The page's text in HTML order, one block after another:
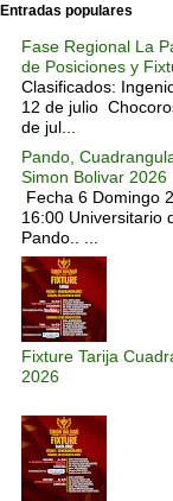
Entradas populares
Fase Regional La
de Posiciones y
Clasificados:
12 de julio
de jul...
Pando,
Simon Bolivar 2026
Fecha 6 Domingo
16:00 Universitario
Pando.. ...
Fixture Tarija
2026